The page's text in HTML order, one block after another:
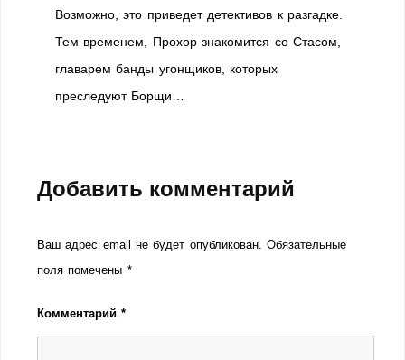
Возможно, это приведет детективов к разгадке.
Тем временем, Прохор знакомится со Стасом,
главарем банды угонщиков, которых
преследуют Борщи…
Добавить комментарий
Ваш адрес email не будет опубликован. Обязательные
поля помечены *
Комментарий*